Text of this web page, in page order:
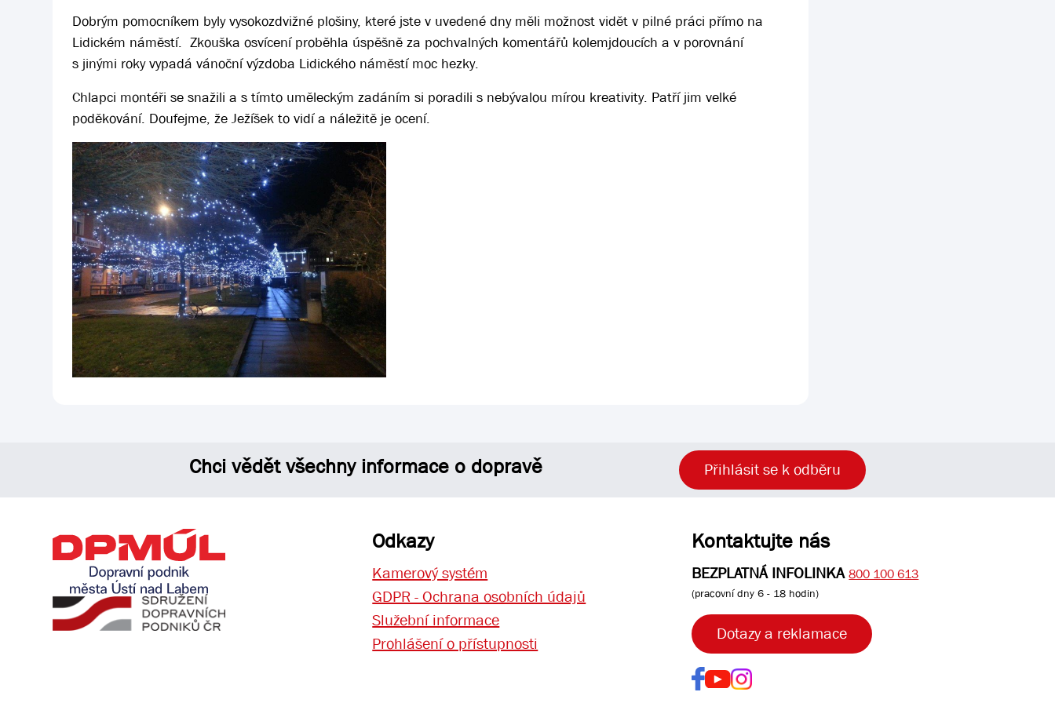
Dobrým pomocníkem byly vysokozdvižné plošiny, které jste v uvedené dny měli možnost vidět v pilné práci přímo na
Lidickém náměstí. Zkouška osvícení proběhla úspěšně za pochvalných komentářů kolemjdoucích a v porovnání
s jinými roky vypadá vánoční výzdoba Lidického náměstí moc hezky.
Chlapci montéři se snažili a s tímto uměleckým zadáním si poradili s nebývalou mírou kreativity. Patří jim velké
poděkování. Doufejme, že Ježíšek to vidí a náležitě je ocení.
Chci vědět všechny informace o dopravě Přihlásit se k odběru
Odkazy
Kamerový systém
GDPR - Ochrana osobních údajů
Služební informace
Prohlášení o přístupnosti
Kontaktujte nás
BEZPLATNÁ INFOLINKA 800 100 613
(pracovní dny 6 - 18 hodin)
Dotazy a reklamace